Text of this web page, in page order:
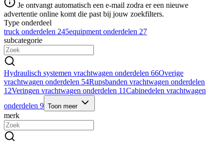
Je ontvangt automatisch een e-mail zodra er een nieuwe
advertentie online komt die past bij jouw zoekfilters.
Type onderdeel
truck onderdelen 245equipment onderdelen 27
subcategorie
Hydraulisch systemen vrachtwagen onderdelen 66Overige
vrachtwagen onderdelen 54Rupsbanden vrachtwagen onderdelen
12Veringen vrachtwagen onderdelen 11Cabinedelen vrachtwagen
onderdelen 9 Toon meer
merk